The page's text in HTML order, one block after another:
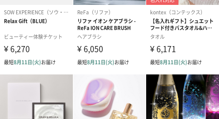
ドライフラワー・プリザーブドフラワー
自然のお花で作ったドライフラワー・プリザーブドフラワーを同
梱します。
一部花材が写真と異なる場合がございます。予めご了承くださ
い。パッケージに入れてお届けします。